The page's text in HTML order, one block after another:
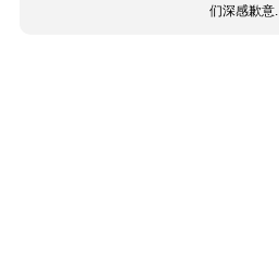
们深感歉意.